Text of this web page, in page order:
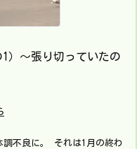
）～張り切っていたの
調不良に。 それは1月の終わ